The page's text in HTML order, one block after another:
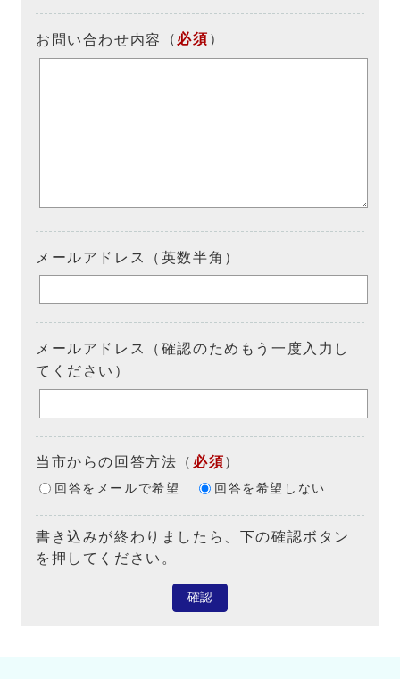
お問い合わせ内容 （ 必須 ）
メールアドレス（英数半角）
メールアドレス（確認のためもう一度入力し
てください）
当市からの回答方法 （ 必須）
回答をメールで希望 回答を希望しない
書き込みが終わりましたら、下の確認ボタン
を押してください。
確認